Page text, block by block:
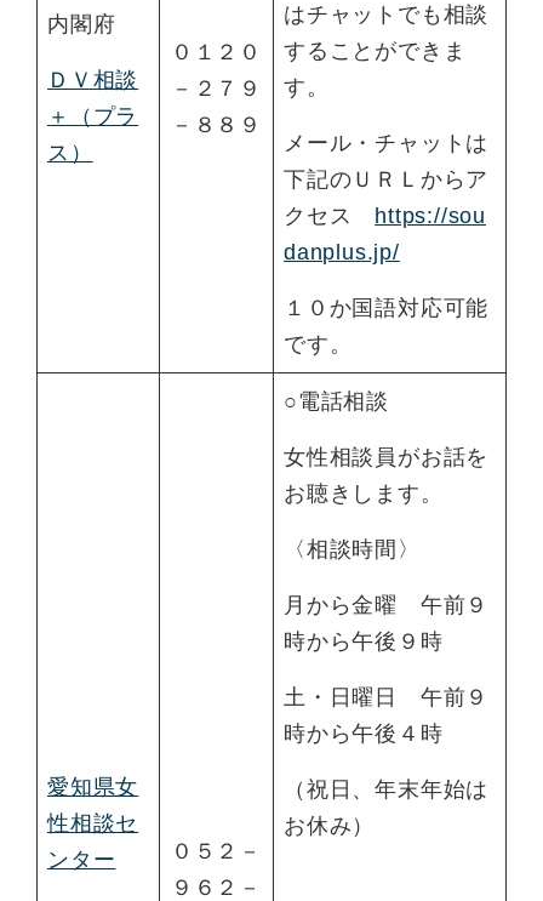
内閣府
ＤＶ相談
＋（プラ
ス）
０１２０
－２７９
－８８９
はチャットでも相談
することができま
す。
メール・チャットは
下記のＵＲＬからア
クセス https://sou
danplus.jp/
１０か国語対応可能
です。
愛知県女
性相談セ
ンター
０５２－
９６２－
○電話相談
女性相談員がお話を
お聴きします。
〈相談時間〉
月から金曜 午前９
時から午後９時
土・日曜日 午前９
時から午後４時
（祝日、年末年始は
お休み）